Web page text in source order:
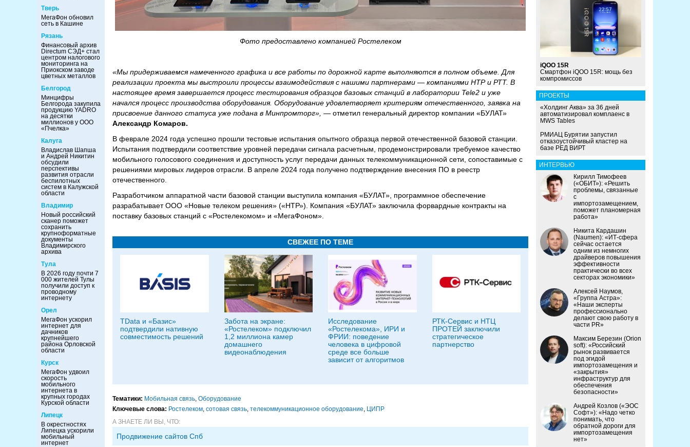
Тверь
МегаФон обновил
сеть в Кашине
Рязань
Финансовый архив
Directum СЭД+ стал
центром налогового
мониторинга на
Приокском заводе
цветных металлов
Белгород
Минцифры
Белгорода закупила
продукцию YADRO
на десятки
миллионов у ООО
«Пчелка»
Калуга
Владислав Шапша
и Андрей Никитин
обсудили
перспективы
развития отрасли
беспилотных
систем в Калужской
области
Владимир
Новый российский
сканер поможет
сохранить
крупноформатные
документы
Владимирского
архива
Тула
В 2026 году почти 7
000 жителей Тулы
получили доступ к
проводному
интернету
Орел
МегаФон ускорил
интернет для
дачников
крупнейшего
района Орловской
области
Курск
МегаФон удвоил
скорость
мобильного
интернета в
крупных городах
Курской области
Липецк
В окрестностях
Липецка ускорили
мобильный
интернет
Фото предоставлено компанией Ростелеком
«Мы придерживаемся намеченного графика и все работы по дорожной карте выполняются в полном объеме. Для
реализации проекта мы выстроили процессы взаимодействия с нашими партнерами — компаниями НТР и РТТ. В
настоящее время завершается процесс тестирования образцов базовых станций в лаборатории Tele2 и уже
начался процесс производства оборудования. Оборудование удовлетворяет критериям отечественного, заявка на
присвоение данного статуса уже подана в Минпромторг», — отметил генеральный директор компании «БУЛАТ»
Александр Комаров.
В феврале 2024 года успешно прошли тестовые испытания опытного образца первой отечественной базовой станции.
Испытания подтвердили соответствие уровней передачи сигнала расчетным, продемонстрировали требуемое качество
мобильного голосового соединения и доступность услуг передачи данных телекоммуникационной сети, сопоставимые с
решениями мировых лидеров отрасли. В апреле 2024 года получено подтверждение внесения ПО в реестр
отечественного.
Разработчиком аппаратной части базовой станции выступила компания «БУЛАТ», программное обеспечение
разрабатывает ООО «Новые телеком решения» («НТР»). Компания «БУЛАТ» заключила форвардные контракты на
поставку базовых станций с «Ростелекомом» и «МегаФоном».
СВЕЖЕЕ ПО ТЕМЕ
TData и «Базис»
подтвердили нативную
совместимость решений
Забота на экране:
«Ростелеком» подключил
1,2 миллиона камер
домашнего
видеонаблюдения
Исследование
«Ростелекома», ИРИ и
ФРИИ: поведение
человека в цифровой
среде все больше
зависит от алгоритмов
РТК-Сервис и НТЦ
ПРОТЕЙ заключили
стратегическое
партнерство
Тематики: Мобильная связь, Оборудование
Ключевые слова: Ростелеком, сотовая связь, телекоммуникационное оборудование, ЦИПР
А ЗНАЕТЕ ЛИ ВЫ, ЧТО:
Продвижение сайтов Спб
iQOO 15R
Смартфон iQOO 15R: мощь без
компромиссов
ПРОЕКТЫ
«Холдинг Аква» за 36 дней
автоматизировал комплаенс в
MWS Tables
РМИАЦ Бурятии запустил
отказоустойчивый кластер на
базе РЕД ВИРТ
ИНТЕРВЬЮ
Кирилл Тимофеев
(«ОБИТ»): «Решить
проблемы, связанные
с
импортозамещением,
поможет планомерная
работа»
Никита Кардашин
(Naumen): «ИТ-сфера
сейчас остается
одним из немногих
драйверов повышения
эффективности
практически во всех
секторах экономики»
Алексей Наумов,
«Группа Астра»:
«Наши эксперты
профессионально
делают свою работу в
части PR»
Максим Березин (Orion
soft): «Российский
рынок развивается
под эгидой
импортозамещения и
«закрытия»
инфраструктур для
обеспечения
безопасности»
Андрей Козлов («ЭОС
Софт»): «Надо четко
понимать, что
обратной дороги для
импортозамещения
нет»